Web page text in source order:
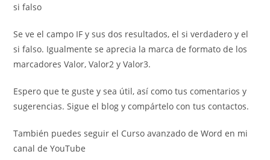
si falso
Se ve el campo IF y sus dos resultados, el si verdadero y el
si falso. Igualmente se aprecia la marca de formato de los
marcadores Valor, Valor2 y Valor3.
Espero que te guste y sea útil, así como tus comentarios y
sugerencias. Sigue el blog y compártelo con tus contactos.
También puedes seguir el Curso avanzado de Word en mi
canal de YouTube